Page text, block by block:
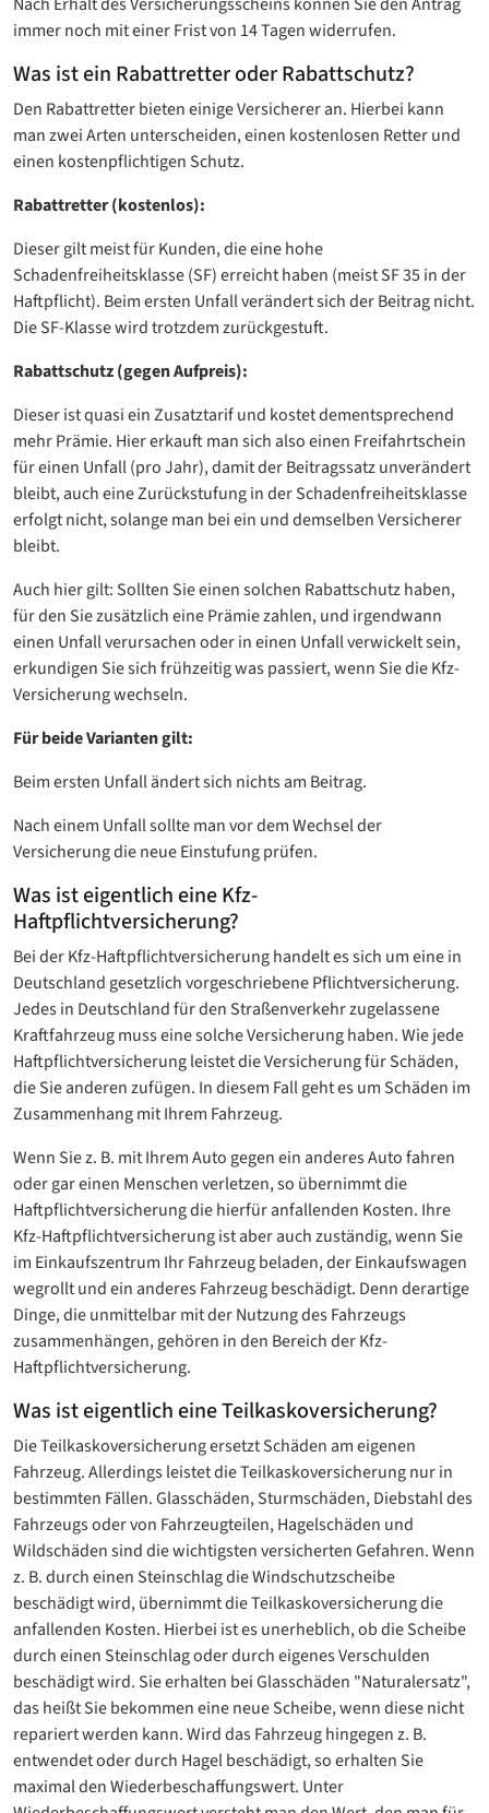
immer noch mit einer Frist von 14 Tagen widerrufen.
Was ist ein Rabattretter oder Rabattschutz?
Den Rabattretter bieten einige Versicherer an. Hierbei kann
man zwei Arten unterscheiden, einen kostenlosen Retter und
einen kostenpflichtigen Schutz.
Rabattretter (kostenlos):
Dieser gilt meist für Kunden, die eine hohe
Schadenfreiheitsklasse (SF) erreicht haben (meist SF 35 in der
Haftpflicht). Beim ersten Unfall verändert sich der Beitrag nicht.
Die SF-Klasse wird trotzdem zurückgestuft.
Rabattschutz (gegen Aufpreis):
Dieser ist quasi ein Zusatztarif und kostet dementsprechend
mehr Prämie. Hier erkauft man sich also einen Freifahrtschein
für einen Unfall (pro Jahr), damit der Beitragssatz unverändert
bleibt, auch eine Zurückstufung in der Schadenfreiheitsklasse
erfolgt nicht, solange man bei ein und demselben Versicherer
bleibt.
Auch hier gilt: Sollten Sie einen solchen Rabattschutz haben,
für den Sie zusätzlich eine Prämie zahlen, und irgendwann
einen Unfall verursachen oder in einen Unfall verwickelt sein,
erkundigen Sie sich frühzeitig was passiert, wenn Sie die Kfz-
Versicherung wechseln.
Für beide Varianten gilt:
Beim ersten Unfall ändert sich nichts am Beitrag.
Nach einem Unfall sollte man vor dem Wechsel der
Versicherung die neue Einstufung prüfen.
Was ist eigentlich eine Kfz-
Haftpflichtversicherung?
Bei der Kfz-Haftpflichtversicherung handelt es sich um eine in
Deutschland gesetzlich vorgeschriebene Pflichtversicherung.
Jedes in Deutschland für den Straßenverkehr zugelassene
Kraftfahrzeug muss eine solche Versicherung haben. Wie jede
Haftpflichtversicherung leistet die Versicherung für Schäden,
die Sie anderen zufügen. In diesem Fall geht es um Schäden im
Zusammenhang mit Ihrem Fahrzeug.
Wenn Sie z. B. mit Ihrem Auto gegen ein anderes Auto fahren
oder gar einen Menschen verletzen, so übernimmt die
Haftpflichtversicherung die hierfür anfallenden Kosten. Ihre
Kfz-Haftpflichtversicherung ist aber auch zuständig, wenn Sie
im Einkaufszentrum Ihr Fahrzeug beladen, der Einkaufswagen
wegrollt und ein anderes Fahrzeug beschädigt. Denn derartige
Dinge, die unmittelbar mit der Nutzung des Fahrzeugs
zusammenhängen, gehören in den Bereich der Kfz-
Haftpflichtversicherung.
Was ist eigentlich eine Teilkaskoversicherung?
Die Teilkaskoversicherung ersetzt Schäden am eigenen
Fahrzeug. Allerdings leistet die Teilkaskoversicherung nur in
bestimmten Fällen. Glasschäden, Sturmschäden, Diebstahl des
Fahrzeugs oder von Fahrzeugteilen, Hagelschäden und
Wildschäden sind die wichtigsten versicherten Gefahren. Wenn
z. B. durch einen Steinschlag die Windschutzscheibe
beschädigt wird, übernimmt die Teilkaskoversicherung die
anfallenden Kosten. Hierbei ist es unerheblich, ob die Scheibe
durch einen Steinschlag oder durch eigenes Verschulden
beschädigt wird. Sie erhalten bei Glasschäden "Naturalersatz",
das heißt Sie bekommen eine neue Scheibe, wenn diese nicht
repariert werden kann. Wird das Fahrzeug hingegen z. B.
entwendet oder durch Hagel beschädigt, so erhalten Sie
maximal den Wiederbeschaffungswert. Unter